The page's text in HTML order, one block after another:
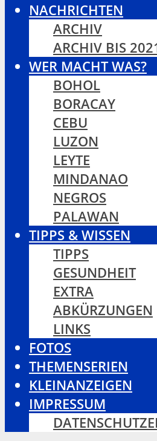
NACHRICHTEN
ARCHIV
ARCHIV BIS
WER MACHT WAS?
BOHOL
BORACAY
CEBU
LUZON
LEYTE
MINDANAO
NEGROS
PALAWAN
TIPPS & WISSEN
TIPPS
GESUNDHEIT
EXTRA
ABKÜRZUNGEN
LINKS
FOTOS
THEMENSERIEN
KLEINANZEIGEN
IMPRESSUM